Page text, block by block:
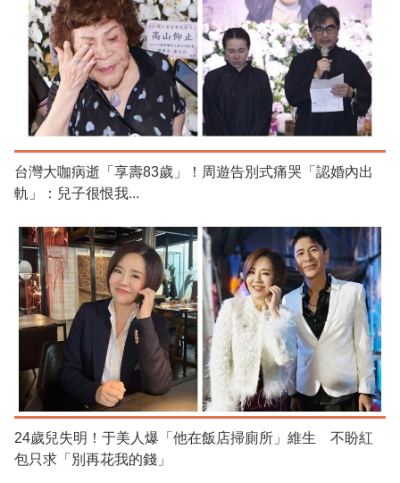
台灣大咖病逝「享壽83歲」！周遊告別式痛哭「認婚內出
軌」：兒子很恨我...
24歲兒失明！于美人爆「他在飯店掃廁所」維生 不盼紅
包只求「別再花我的錢」